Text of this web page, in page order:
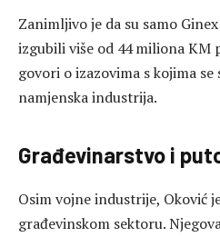
Zanimljivo je da su samo
izgubili više od 44 miliona KM
govori o izazovima s kojima se
namjenska industrija.
Građevinarstvo i
Osim vojne industrije, Oković
građevinskom sektoru.